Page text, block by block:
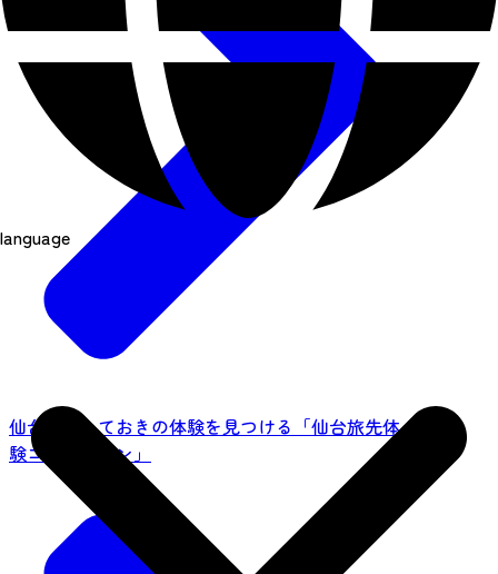
language
仙台でとっておきの体験を見つける「仙台旅先体
験コレクション」